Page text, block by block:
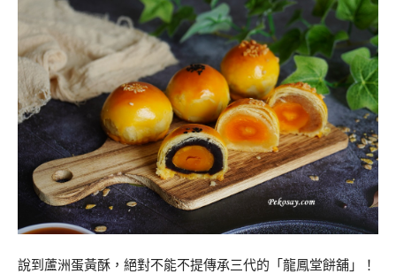
說到蘆洲蛋黃酥，絕對不能不提傳承三代的「龍鳳堂餅舖」！